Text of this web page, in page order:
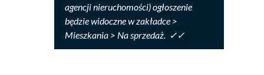
agencji nieruchomości)ogłoszenie
będzie widoczne w zakładce >
Mieszkania > Na sprzedaż.
✓✓